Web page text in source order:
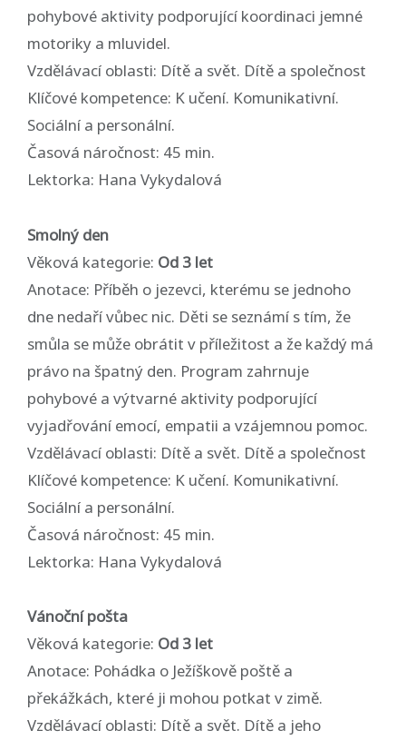
pohybové aktivity podporující koordinaci jemné
motoriky a mluvidel.
Vzdělávací oblasti: Dítě a svět. Dítě a společnost
Klíčové kompetence: K učení. Komunikativní.
Sociální a personální.
Časová náročnost: 45 min.
Lektorka: Hana Vykydalová
Smolný den
Věková kategorie: Od 3 let
Anotace: Příběh o jezevci, kterému se jednoho
dne nedaří vůbec nic. Děti se seznámí s tím, že
smůla se může obrátit v příležitost a že každý má
právo na špatný den. Program zahrnuje
pohybové a výtvarné aktivity podporující
vyjadřování emocí, empatii a vzájemnou pomoc.
Vzdělávací oblasti: Dítě a svět. Dítě a společnost
Klíčové kompetence: K učení. Komunikativní.
Sociální a personální.
Časová náročnost: 45 min.
Lektorka: Hana Vykydalová
Vánoční pošta
Věková kategorie: Od 3 let
Anotace: Pohádka o Ježíškově poště a
překážkách, které ji mohou potkat v zimě.
Vzdělávací oblasti: Dítě a svět. Dítě a jeho